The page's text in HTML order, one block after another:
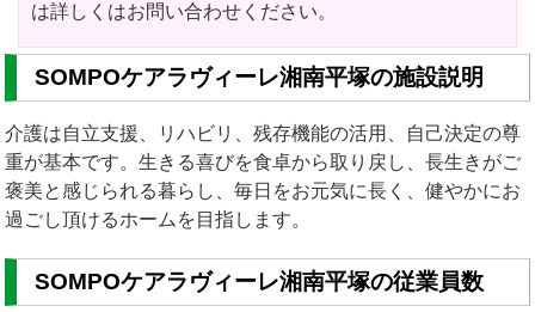
は詳しくはお問い合わせください。
SOMPOケアラヴィーレ湘南平塚の施設説明
介護は自立支援、リハビリ、残存機能の活用、自己決定の尊
重が基本です。生きる喜びを食卓から取り戻し、長生きがご
褒美と感じられる暮らし、毎日をお元気に長く、健やかにお
過ごし頂けるホームを目指します。
SOMPOケアラヴィーレ湘南平塚の従業員数